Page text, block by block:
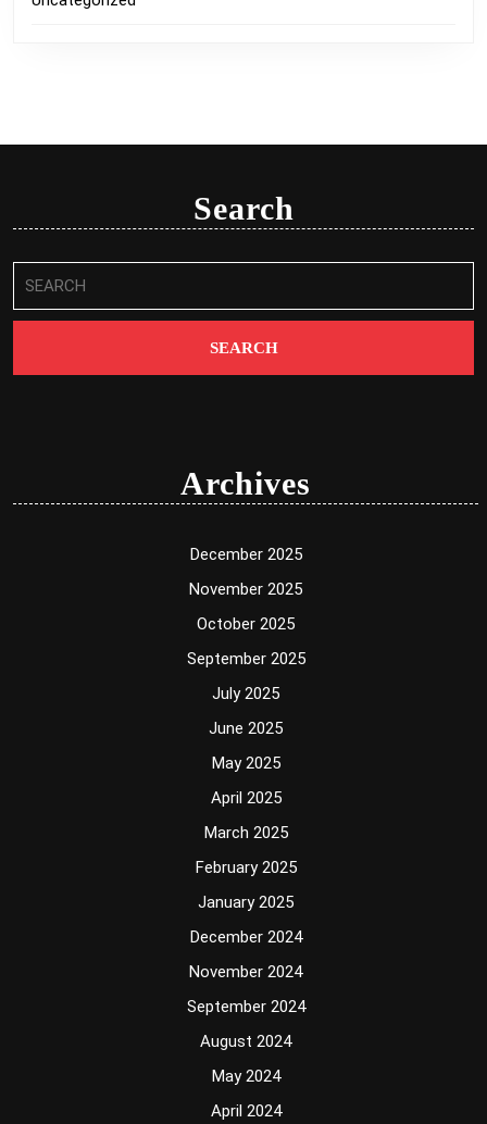
Search
for:
Archives
December 2025
November 2025
October 2025
September 2025
July 2025
June 2025
May 2025
April 2025
March 2025
February 2025
January 2025
December 2024
November 2024
September 2024
August 2024
May 2024
April 2024